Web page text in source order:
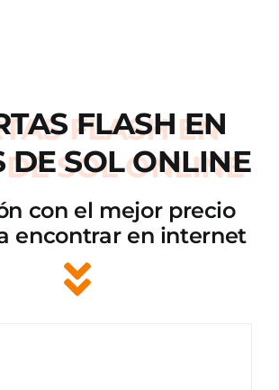
FLASH EN
DE SOL ONLINE
con el mejor precio
encontrar en internet